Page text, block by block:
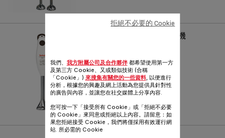
TURBOMIX PLUS 手提攪拌機
易用、易潔、易儲存
參考編號 :HB1011A4
我們、 我方附屬公司及合作夥伴都希望使用第一方
及第三方 Cookie、又或類似技術 (合稱
「Cookie」) 來搜集有關您的一些資料, 以便進行
分析，根據您的興趣及網上活動為您提供具針對性
的廣告與內容，並讓您在社交媒體上分享內容.
您可按一下「接受所有 Cookie」或「拒絕不必要
的 Cookie」來同意或拒絕以上內容。請留意：如
果您拒絕接受 Cookie，我們將僅採用有效運行網
站. 所必需的 Cookie
拒絕不必要的 Cookie